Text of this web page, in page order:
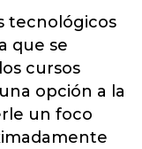
tecnológicos
que se
cursos
opción a la
un foco